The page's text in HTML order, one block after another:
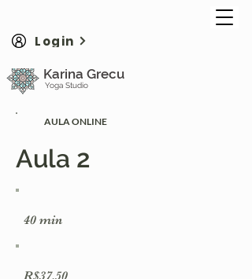
Karina Grecu
Yoga Studio
Login
AULA ONLINE
Aula 2
40 min
R$37,50